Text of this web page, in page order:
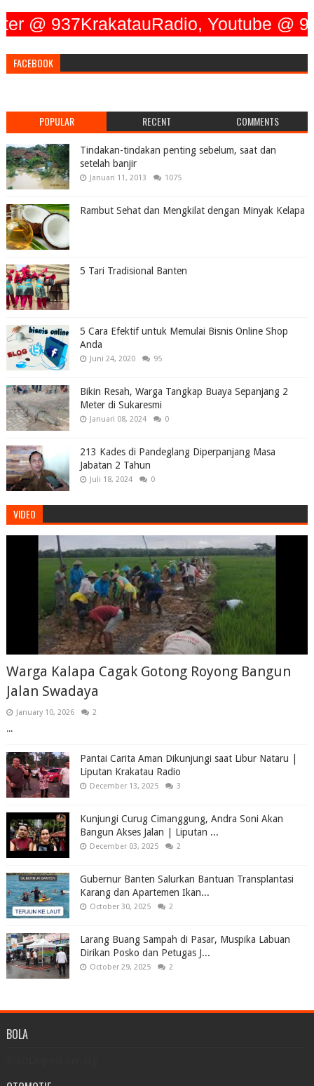
Youtube @ 93.7
FACEBOOK
POPULAR RECENT COMMENTS
Tindakan-tindakan penting sebelum, saat dan
setelah banjir
Januari 11, 2013 1075
Rambut Sehat dan Mengkilat dengan Minyak Kelapa
5 Tari Tradisional Banten
5 Cara Efektif untuk Memulai Bisnis Online Shop
Anda
Juni 24, 2020 95
Bikin Resah, Warga Tangkap Buaya Sepanjang 2
Meter di Sukaresmi
Januari 08, 2024 0
213 Kades di Pandeglang Diperpanjang Masa
Jabatan 2 Tahun
Juli 18, 2024 0
VIDEO
Warga Kalapa Cagak Gotong Royong Bangun
Jalan Swadaya
January 10, 2026 2
...
Pantai Carita Aman Dikunjungi saat Libur Nataru |
Liputan Krakatau Radio
December 13, 2025 3
Kunjungi Curug Cimanggung, Andra Soni Akan
Bangun Akses Jalan | Liputan ...
December 03, 2025 2
Gubernur Banten Salurkan Bantuan Transplantasi
Karang dan Apartemen Ikan...
October 30, 2025 2
Larang Buang Sampah di Pasar, Muspika Labuan
Dirikan Posko dan Petugas J...
October 29, 2025 2
BOLA